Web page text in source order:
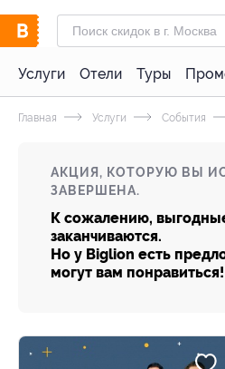
Услуги Отели Туры
Главная Услуги События
АКЦИЯ, КОТОРУЮ ВЫ
ЗАВЕРШЕНА.
К сожалению,
заканчиваются.
Но у Biglion есть
могут вам понравиться!